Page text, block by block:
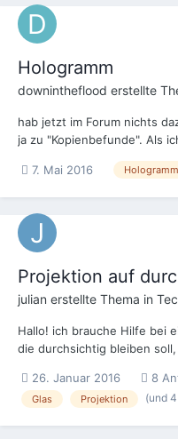
Hologramm
downintheflood erstellte
hab jetzt im Forum nichts
ja zu "Kopienbefunde". Als
Fassung auf englisch ohne
7. Mai 2016 Hologramm
Projektion auf
julian erstellte Thema in
Hallo! ich brauche Hilfe bei
die durchsichtig bleiben
Projektion. es ist im
angepasst werden. wie
26. Januar 2016 8
Glas Projektion (und